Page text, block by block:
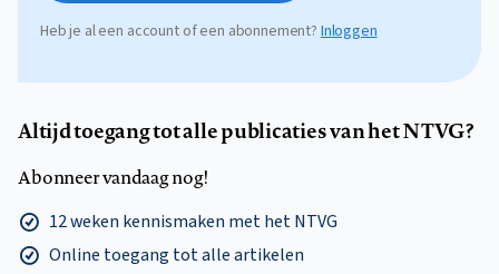
Heb je al een account of een abonnement? Inloggen
Altijd toegang tot alle publicaties van het NTVG?
Abonneer vandaag nog!
12 weken kennismaken met het NTVG
Online toegang tot alle artikelen